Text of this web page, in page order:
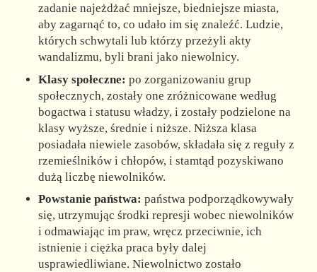
zadanie najeżdżać mniejsze, biedniejsze miasta,
aby zagarnąć to, co udało im się znaleźć. Ludzie,
których schwytali lub którzy przeżyli akty
wandalizmu, byli brani jako niewolnicy.
Klasy społeczne: po zorganizowaniu grup
społecznych, zostały one zróżnicowane według
bogactwa i statusu władzy, i zostały podzielone na
klasy wyższe, średnie i niższe. Niższa klasa
posiadała niewiele zasobów, składała się z reguły z
rzemieślników i chłopów, i stamtąd pozyskiwano
dużą liczbę niewolników.
Powstanie państwa: państwa podporządkowywały
się, utrzymując środki represji wobec niewolników
i odmawiając im praw, wręcz przeciwnie, ich
istnienie i ciężka praca były dalej
usprawiedliwiane. Niewolnictwo zostało